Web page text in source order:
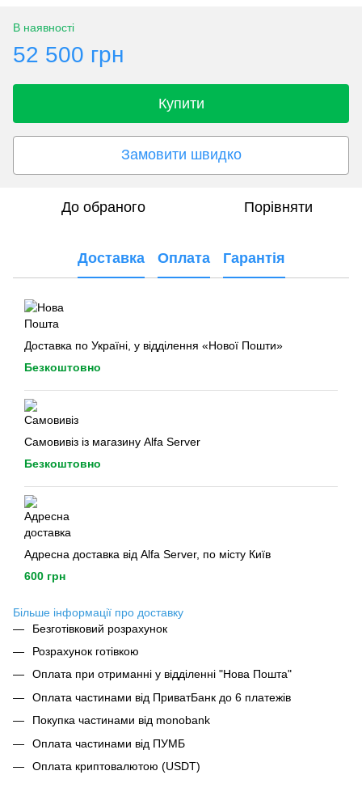
В наявності
52 500 грн
Купити
Замовити швидко
До обраного Порівняти
Доставка Оплата Гарантія
Доставка по Україні, у відділення «Нової Пошти»
Безкоштовно
Самовивіз із магазину Alfa Server
Безкоштовно
Адресна доставка від Alfa Server, по місту Київ
600 грн
Більше інформації про доставку
Безготівковий розрахунок
Розрахунок готівкою
Оплата при отриманні у відділенні "Нова Пошта"
Оплата частинами від ПриватБанк до 6 платежів
Покупка частинами від monobank
Оплата частинами від ПУМБ
Оплата криптовалютою (USDT)